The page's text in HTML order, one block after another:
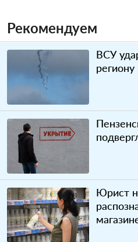
Рекомендуем
ВСУ
региону
Юрист